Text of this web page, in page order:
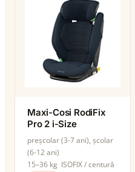
Maxi-Cosi RodiFix
Pro 2 i-Size
preșcolar (3-7 ani), școlar
(6-12 ani)
15–36 kg ISOFIX / centură